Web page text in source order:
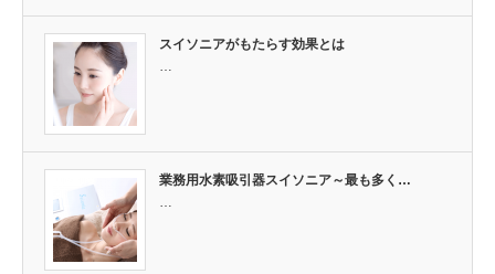
スイソニアがもたらす効果とは
…
業務用水素吸引器スイソニア～最も多く…
…